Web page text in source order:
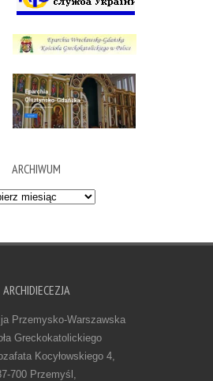
ARCHIWUM
ARCHIDIECEZJA
Przemysko-Warszawska
Greckokatolickiego
Kocyłowskiego 4,
700 Przemyśl,